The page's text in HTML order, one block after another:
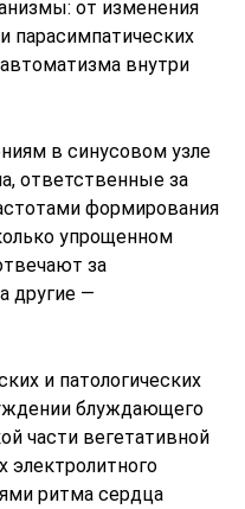
от изменения
парасимпатических
внутри
в синусовом узле
ответственные за
формирования
упрощенном
за
другие —
и патологических
блуждающего
части вегетативной
электролитного
ритма сердца